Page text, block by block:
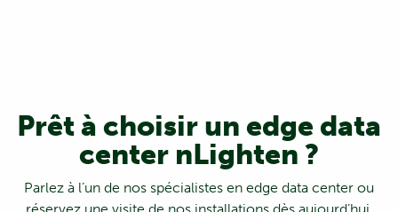
Prêt à choisir un edge data
center nLighten ?
Parlez à l’un de nos spécialistes en edge data center ou